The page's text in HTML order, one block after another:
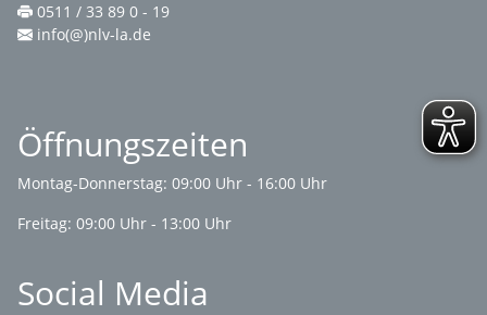
0511 / 33 89 0 - 19
info(@)nlv-la.de
Öffnungszeiten
Montag-Donnerstag: 09:00 Uhr - 16:00 Uhr
Freitag: 09:00 Uhr - 13:00 Uhr
Social Media